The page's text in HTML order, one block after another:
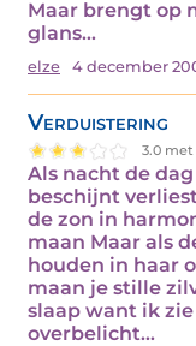
Maar brengt op
glans…
elze 4 december
Verduistering
3.0
Als nacht de
beschijnt
de zon in
maan Maar als
houden in haar
maan je stille
slaap want ik
overbelicht…